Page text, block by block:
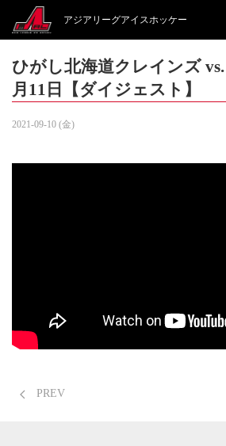
アジアリーグアイスホッケー
ひがし北海道クレインズ
月11日【ダイジェスト】
2021-09-10 (金)
PREV